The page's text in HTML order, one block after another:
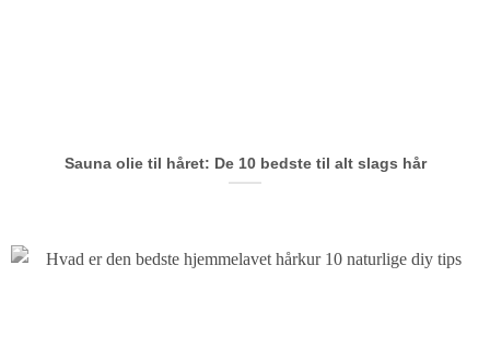
Sauna olie til håret: De 10 bedste til alt slags hår